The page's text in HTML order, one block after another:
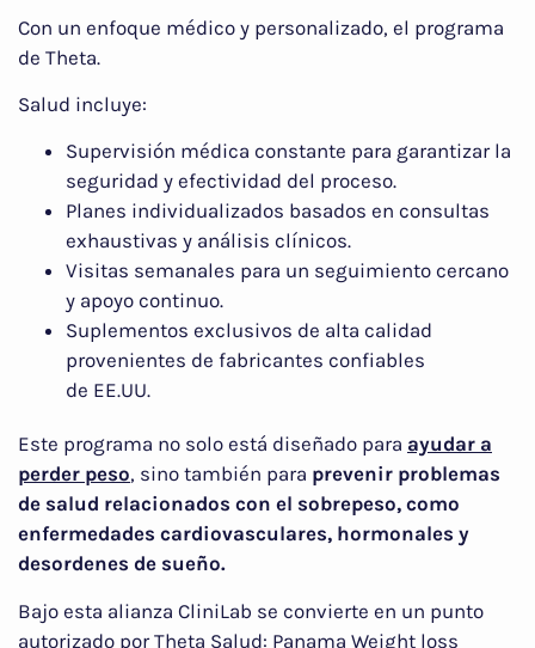
Con un enfoque médico y personalizado, el programa
de Theta.
Salud incluye:
Supervisión médica constante para garantizar la
seguridad y efectividad del proceso.
Planes individualizados basados en consultas
exhaustivas y análisis clínicos.
Visitas semanales para un seguimiento cercano
y apoyo continuo.
Suplementos exclusivos de alta calidad
provenientes de fabricantes confiables
de EE.UU.
Este programa no solo está diseñado para ayudar a
perder peso, sino también para prevenir problemas
de salud relacionados con el sobrepeso, como
enfermedades cardiovasculares, hormonales y
desordenes de sueño.
Bajo esta alianza CliniLab se convierte en un punto
autorizado por Theta Salud: Panama Weight loss